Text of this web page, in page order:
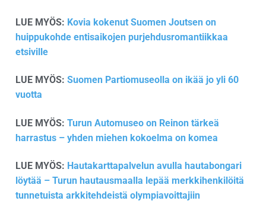
LUE MYÖS: Kovia kokenut Suomen Joutsen on
huippukohde entisaikojen purjehdusromantiikkaa
etsiville
LUE MYÖS: Suomen Partiomuseolla on ikää jo yli 60
vuotta
LUE MYÖS: Turun Automuseo on Reinon tärkeä
harrastus – yhden miehen kokoelma on komea
LUE MYÖS: Hautakarttapalvelun avulla hautabongari
löytää – Turun hautausmaalla lepää merkkihenkilöitä
tunnetuista arkkitehdeistä olympiavoittajiin